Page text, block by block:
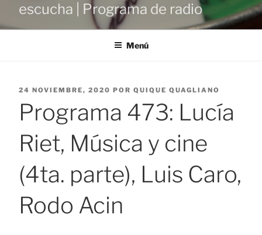
escucha | Programa de radio
Menú
PUBLICADO
24 NOVIEMBRE, 2020 POR QUIQUE QUAGLIANO
Programa 473: Lucía
Riet, Música y cine
(4ta. parte), Luis Caro,
Rodo Acin